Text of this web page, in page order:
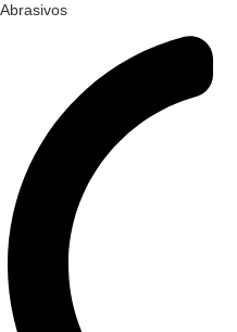
Abrasivos